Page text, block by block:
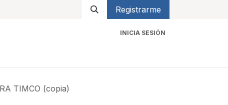
Registrarme
INICIA SESIÓN
TIMCO (copia)